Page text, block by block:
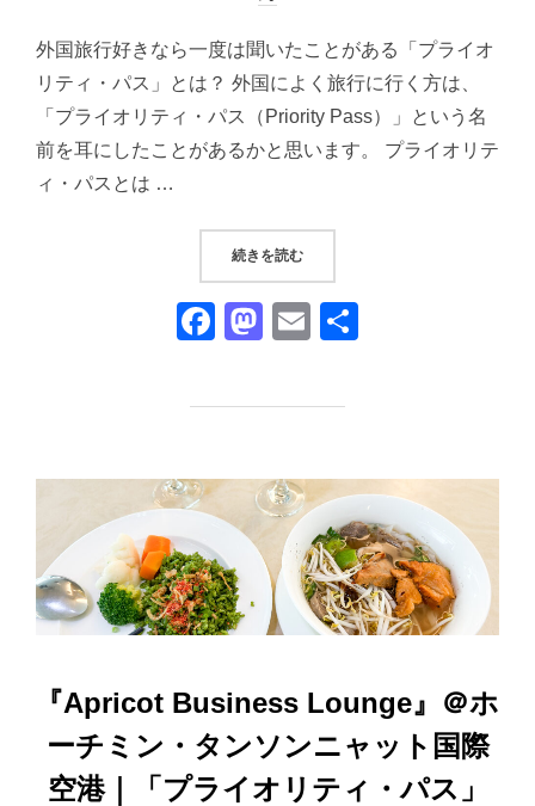
外国旅行好きなら一度は聞いたことがある「プライオ
リティ・パス」とは？ 外国によく旅行に行く方は、
「プライオリティ・パス（Priority Pass）」という名
前を耳にしたことがあるかと思います。 プライオリテ
ィ・パスとは …
続きを読む“『TAIT LOUNGE』@ 東京国際空
F
c
b
o
o
k
M
st
d
o
n
E
ail
『Apricot Business Lounge』＠ホ
ーチミン・タンソンニャット国際
空港｜「プライオリティ・パス」